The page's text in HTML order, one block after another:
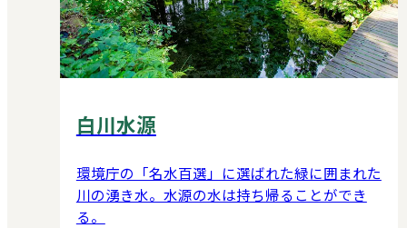
白川水源
環境庁の「名水百選」に選ばれた緑に囲まれた
川の湧き水。水源の水は持ち帰ることができ
る。